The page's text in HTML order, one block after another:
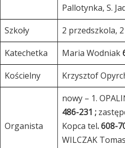
Pallotynka, S.
Szkoły
2 przedszkola,
Katechetka
Maria Wodniak
Kościelny
Krzysztof
Organista
nowy – 1.
486-231 ;
Kopca tel. 608-
WILCZAK